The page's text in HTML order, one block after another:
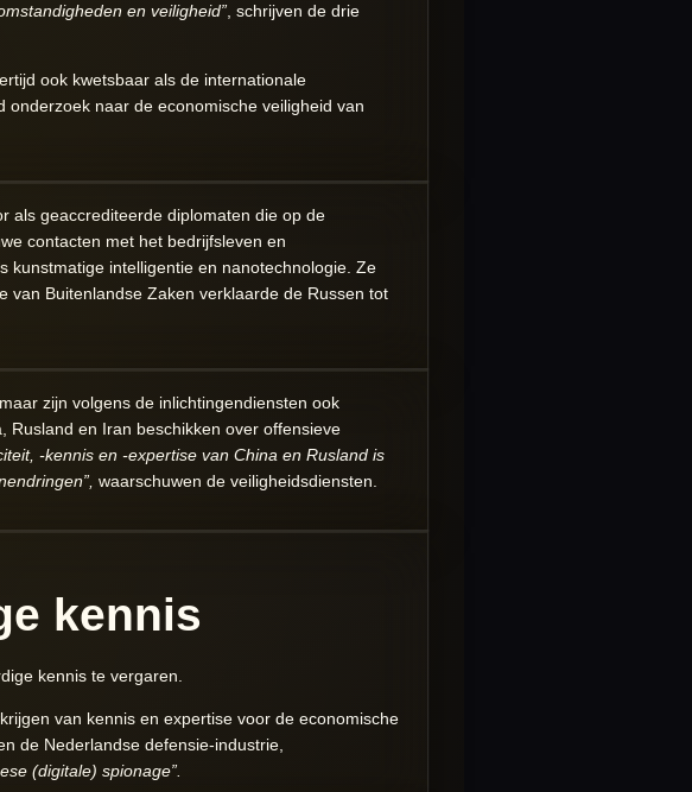
en veiligheid” , schrijven de drie
ook kwetsbaar als de internationale
naar de economische veiligheid van
als geaccrediteerde diplomaten die op de
contacten met het bedrijfsleven en
kunstmatige intelligentie en nanotechnologie. Ze
Buitenlandse Zaken verklaarde de Russen tot
zijn volgens de inlichtingendiensten ook
Rusland en Iran beschikken over offensieve
-kennis en -expertise van China en Rusland is
waarschuwen de veiligheidsdiensten.
kennis
kennis te vergaren.
van kennis en expertise voor de economische
de Nederlandse defensie-industrie,
(digitale) spionage”.